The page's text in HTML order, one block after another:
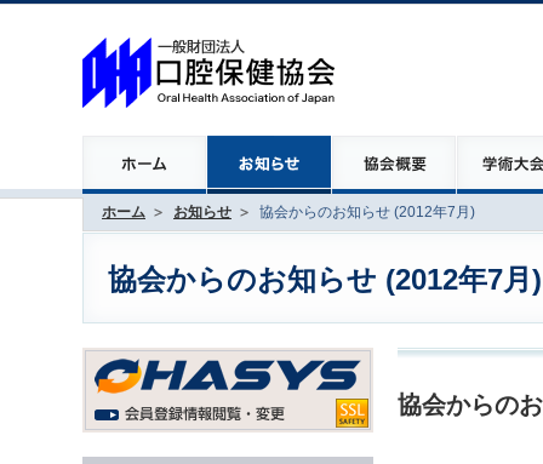
ホーム お知らせ 協会からのお知らせ (2012年7月)
協会からのお知らせ (2012年7月)
協会からの